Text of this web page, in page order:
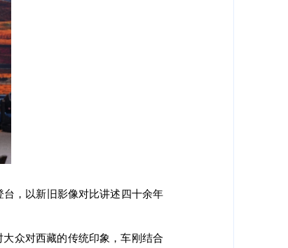
，以新旧影像对比讲述四十余年
众对西藏的传统印象，车刚结合